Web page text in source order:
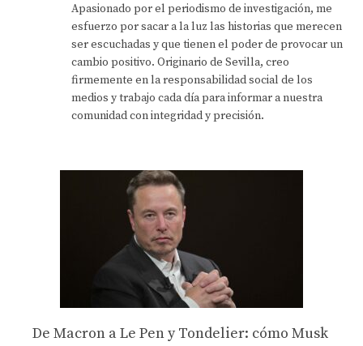
Apasionado por el periodismo de investigación, me
esfuerzo por sacar a la luz las historias que merecen
ser escuchadas y que tienen el poder de provocar un
cambio positivo. Originario de Sevilla, creo
firmemente en la responsabilidad social de los
medios y trabajo cada día para informar a nuestra
comunidad con integridad y precisión.
De Macron a Le Pen y Tondelier: cómo Musk